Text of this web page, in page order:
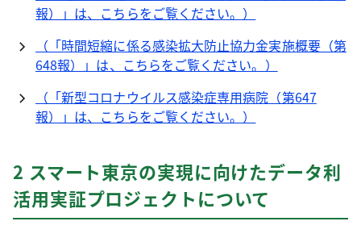
報）」は、こちらをご覧ください。）
（「時間短縮に係る感染拡大防止協力金実施概要（第
648報）」は、こちらをご覧ください。）
（「新型コロナウイルス感染症専用病院（第647
報）」は、こちらをご覧ください。）
2 スマート東京の実現に向けたデータ利
活用実証プロジェクトについて